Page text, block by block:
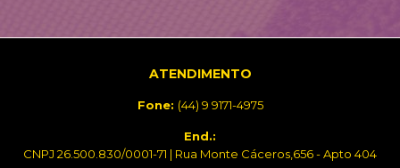
ATENDIMENTO
Fone: (44) 9 9171-4975
End.:
CNPJ 26.500.830/0001-71 | Rua Monte Cáceros,656 - Apto 404